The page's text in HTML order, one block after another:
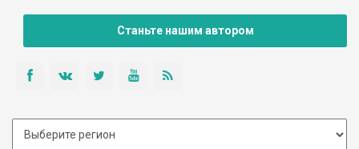
Станьте нашим автором